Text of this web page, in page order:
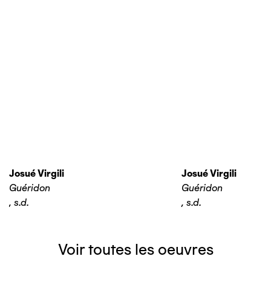
Josué Virgili
Guéridon
, s.d.
Josué Virgili
Guéridon
, s.d.
Voir toutes les oeuvres